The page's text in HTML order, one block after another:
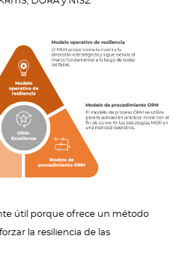
útil porque ofrece un método
la resiliencia de las